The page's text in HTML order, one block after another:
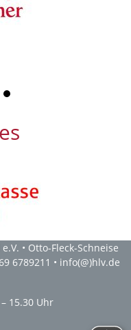
6
• Otto-Fleck-Schneise
6789211 • info(@)hlv.de
15.30 Uhr